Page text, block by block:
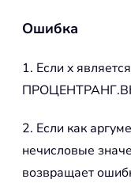
Ошибка
1. Если x
2. Если как
нечисловые
возвращает